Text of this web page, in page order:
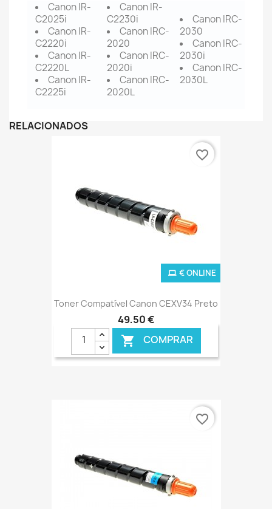
Canon IR-
C2025i
Canon IR-
C2220i
Canon IR-
C2220L
Canon IR-
C2225i
Canon IR-
C2230i
Canon IRC-
2020
Canon IRC-
2020i
Canon IRC-
2020L
Canon IRC-
2030
Canon IRC-
2030i
Canon IRC-
2030L
RELACIONADOS
Toner Compatível Canon CEXV34 Preto
49,50 €
 COMPRAR
€ ONLINE
favorite_border
favorite_border